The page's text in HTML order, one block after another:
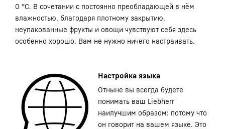
0 °C. В сочетании с постоянно преобладающей в нём
влажностью, благодаря плотному закрытию,
неупакованные фрукты и овощи чувствуют себя здесь
особенно хорошо. Вам не нужно ничего настраивать.
Настройка языка
Отныне вы всегда будете
понимать ваш Liebherr
наилучшим образом: потому что
он говорит на вашем языке. Это